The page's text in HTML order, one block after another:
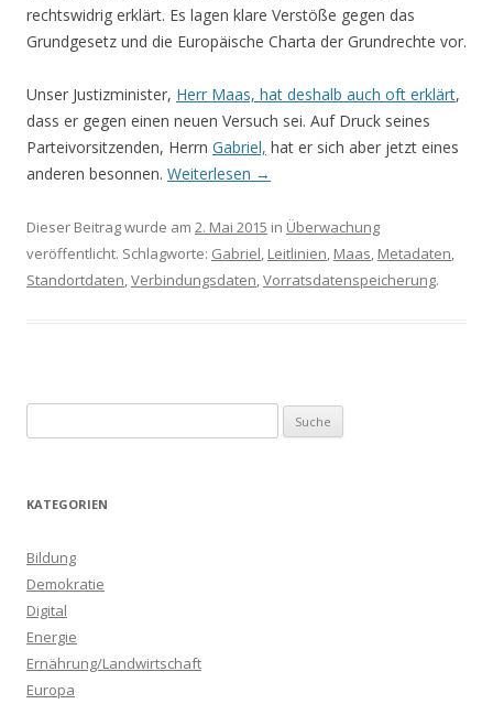
rechtswidrig erklärt. Es lagen klare Verstöße gegen das
Grundgesetz und die Europäische Charta der Grundrechte vor.
Unser Justizminister, Herr Maas, hat deshalb auch oft erklärt,
dass er gegen einen neuen Versuch sei. Auf Druck seines
Parteivorsitzenden, Herrn Gabriel, hat er sich aber jetzt eines
anderen besonnen. Weiterlesen →
Dieser Beitrag wurde am 2. Mai 2015 in Überwachung
veröffentlicht. Schlagworte: Gabriel, Leitlinien, Maas, Metadaten,
Standortdaten,Verbindungsdaten,Vorratsdatenspeicherung.
u
h
n
a
c
h
:
KATEGORIEN
Bildung
Demokratie
Digital
Energie
Ernährung/Landwirtschaft
Europa